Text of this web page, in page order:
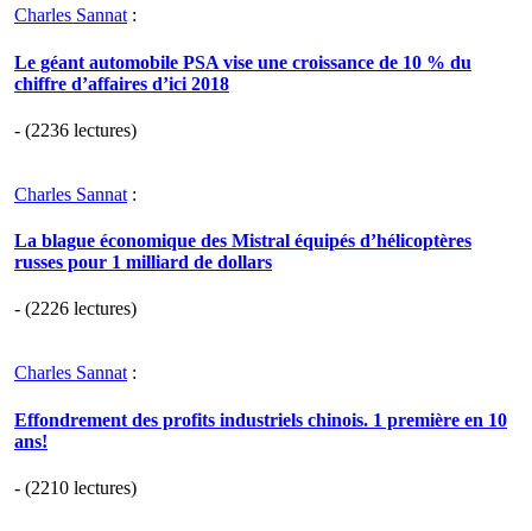
Charles Sannat :
Le géant automobile PSA vise une croissance de 10 % du
chiffre d’affaires d’ici 2018
- (2236 lectures)
Charles Sannat :
La blague économique des Mistral équipés d’hélicoptères
russes pour 1 milliard de dollars
- (2226 lectures)
Charles Sannat :
Effondrement des profits industriels chinois. 1 première en 10
ans!
- (2210 lectures)